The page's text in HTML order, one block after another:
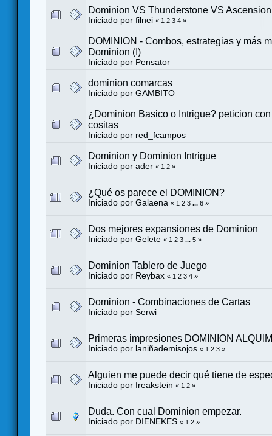
Dominion VS Thunderstone VS Ascension
Iniciado por filnei « 1 2 3 4 »
DOMINION - Combos, estrategias y más
Dominion (I)
Iniciado por Pensator
dominion comarcas
Iniciado por GAMBITO
¿Dominion Basico o Intrigue? peticion
cositas
Iniciado por red_fcampos
Dominion y Dominion Intrigue
Iniciado por ader « 1 2 »
¿Qué os parece el DOMINION?
Iniciado por Galaena « 1 2 3 ... 6 »
Dos mejores expansiones de Dominion
Iniciado por Gelete « 1 2 3 ... 5 »
Dominion Tablero de Juego
Iniciado por Reybax « 1 2 3 4 »
Dominion - Combinaciones de Cartas
Iniciado por Serwi
Primeras impresiones DOMINION
Iniciado por laniñademisojos « 1 2 3 »
Alguien me puede decir qué tiene de
Iniciado por freakstein « 1 2 »
Duda. Con cual Dominion empezar.
Iniciado por DIENEKES « 1 2 »